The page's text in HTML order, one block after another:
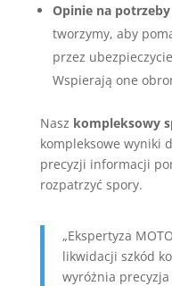
Opinie na
tworzymy, aby
przez
Wspierają one
Nasz kompleksowy
kompleksowe wyniki
precyzji informacji
rozpatrzyć spory.
„Ekspertyza
likwidacji szkód
wyróżnia